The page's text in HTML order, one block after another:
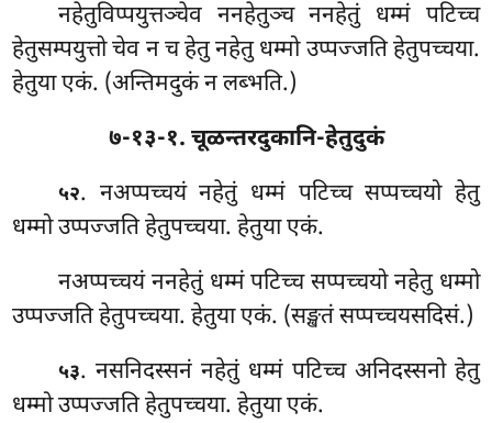
नहेतुविप्पयुत्तञ्चेव ननहेतुञ्च ननहेतुं धम्मं पटिच्च
हेतुसम्पयुत्तो चेव न च हेतु नहेतु धम्मो उप्पज्जति हेतुपच्चया.
हेतुयाएकं. (अन्तिमदुकं न लब्भति.)
७-१३-१. चूळन्तरदुकानि-हेतुदुकं
५२. नअप्पच्चयं नहेतुं धम्मं पटिच्च सप्पच्चयो हेतु
धम्मो उप्पज्जति हेतुपच्चया. हेतुया एकं.
नअप्पच्चयं ननहेतुं धम्मं पटिच्च सप्पच्चयो नहेतु धम्मो
उप्पज्जति हेतुपच्चया. हेतुया एकं. (सङ्खतं सप्पच्चयसदिसं.)
५३. नसनिदस्सनं नहेतुं धम्मं पटिच्च अनिदस्सनो हेतु
धम्मो उप्पज्जति हेतुपच्चया. हेतुया एकं.